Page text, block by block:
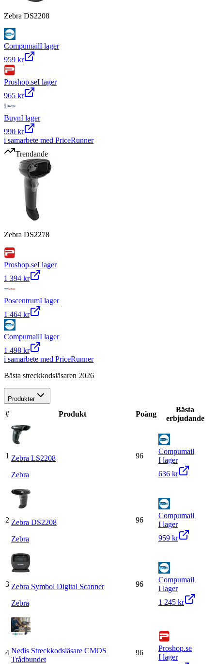
Zebra DS2208
CompumailI lager
959 kr
Proshop.seI lager
965 kr
BuynI lager
990 kr
i samarbete med PriceRunner
Trendande
Zebra DS2278
Proshop.seI lager
1 394 kr
PoscentrumI lager
1 464 kr
CompumailI lager
1 498 kr
i samarbete med PriceRunner
Bästa streckkodsläsaren 2026
Produkter
# Produkt Poäng
Bästa
erbjudande
1 Zebra LS2208
Zebra
96
Compumail
I lager
636 kr
2 Zebra DS2208
Zebra
96
Compumail
I lager
959 kr
3 Zebra Symbol Digital Scanner
Zebra
96
Compumail
I lager
1 245 kr
4 Nedis Streckkodsläsare CMOS
Trådbundet
96
Proshop.se
I lager